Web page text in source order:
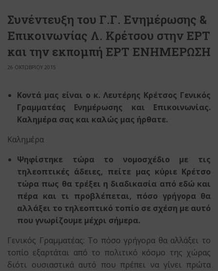
Συνέντευξη του Γ.Γ. Ενημέρωσης &
Επικοινωνίας Λ. Κρέτσου στην ΕΡΤ
και την εκπομπή ΕΡΤ ΕΝΗΜΕΡΩΣΗ
26 ΟΚΤΩΒΡΙΟΥ 2015
Κοντά μας είναι ο κ. Λευτέρης Κρέτσος Γενικός
Γραμματέας Ενημέρωσης και Επικοινωνίας.
Καλημέρα σας και καλώς μας ήρθατε.
Καλημέρα
Ψηφίστηκε τώρα το νομοσχέδιο με τις
τηλεοπτικές άδειες, πείτε μας κύριε Κρέτσο
τώρα πως θα τρέξει η διαδικασία από εδώ και
πέρα και τι προβλέπεται, πόσο γρήγορα θα
αλλάξει το τηλεοπτικό τοπίο σε σχέση με αυτό
που γνωρίζουμε μέχρι σήμερα.
Γενικός Γραμματέας: Το πόσο γρήγορα θα αλλάξει το
τοπίο εξαρτάται από το πολιτικό κόσμο της χώρας
διότι ουσιαστικά αυτό που πρέπει να γίνει πρώτα